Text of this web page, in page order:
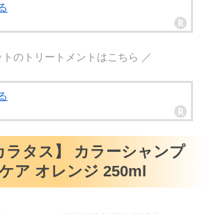
トのトリートメントはこちら ／
ラタス】 カラーシャンプ
ア オレンジ 250ml